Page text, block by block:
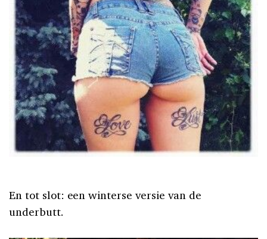
En tot slot: een winterse versie van de
underbutt.